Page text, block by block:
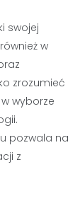
swojej
w
zrozumieć
wyborze
pozwala na
z